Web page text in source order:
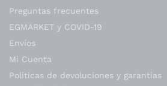
Preguntas frecuentes
EGMARKET y COVID-19
Envíos
Mi Cuenta
Políticas de devoluciones y garantías